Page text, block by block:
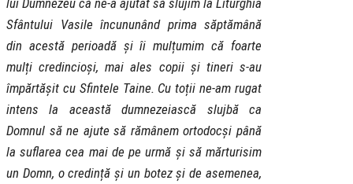
lui Dumnezeu că ne-a ajutat să slujim la Liturghia
Sfântului Vasile încununând prima săptămână
din acestă perioadă și îi mulțumim că foarte
mulți credincioși, mai ales copii și tineri s-au
împărtășit cu Sfintele Taine. Cu toții ne-am rugat
intens la această dumnezeiască slujbă ca
Domnul să ne ajute să rămânem ortodocși până
la suflarea cea mai de pe urmă și să mărturisim
un Domn, o credință și un botez și de asemenea,